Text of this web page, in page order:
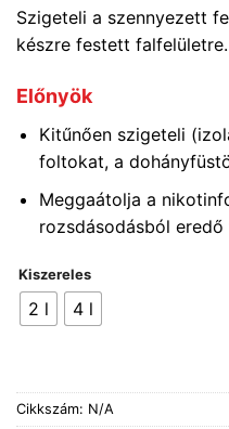
Szigeteli a szennyezett
készre festett falfelületre.
Előnyök
Kitűnően szigeteli
foltokat, a
Meggaátolja a
rozsdásodásból
Kiszereles
2 l 4 l
Cikkszám: N/A